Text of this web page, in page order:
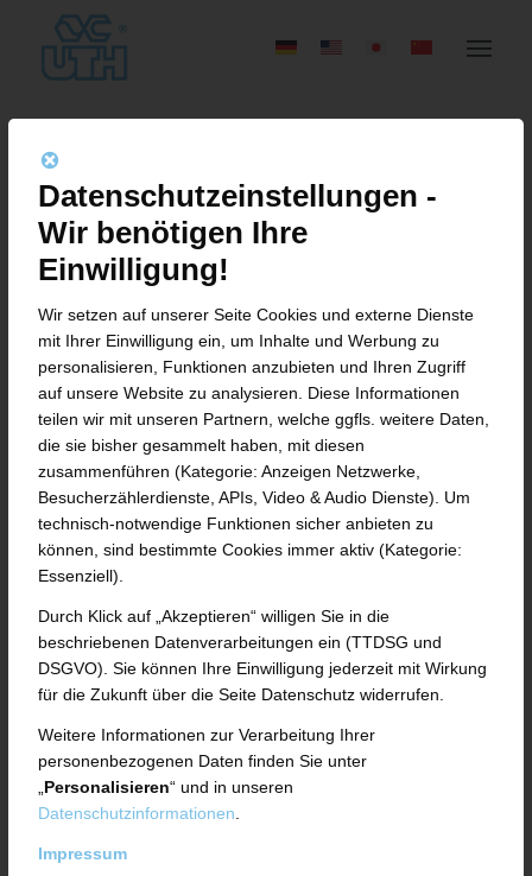
AUSBILDUNGSSTART
2025 BEI DER UTH
GMBH
40 Jahre Maschinenbau – und
ein starkes Bekenntnis zur
Nachwuchsförderung
Fulda/Münsterfeld.Zum Ausbildungsbeginn
2025 haben drei junge Menschen ihre berufliche
Zukunft bei der UTH GmbH im Fuldaer
Münsterfeld begonnen. Josua Schleicher und
Felix Ebert starteten ihre Ausbildung zum
Industriemechaniker, während Bennet Helfrich
als Technischer Produktdesigner ins Berufsleben
eingestiegen ist. Die neuen Teammitglieder
wurden von Eva-Maria Uth, Leiterin der
Personalabteilung sowie von Geschäftsführer
Datenschutzeinstellungen -
Wir benötigen Ihre
Einwilligung!
Wir setzen auf unserer Seite Cookies und externe Dienste
mit Ihrer Einwilligung ein, um Inhalte und Werbung zu
personalisieren, Funktionen anzubieten und Ihren Zugriff
auf unsere Website zu analysieren. Diese Informationen
teilen wir mit unseren Partnern, welche ggfls. weitere Daten,
die sie bisher gesammelt haben, mit diesen
zusammenführen (Kategorie: Anzeigen Netzwerke,
Besucherzählerdienste, APIs, Video & Audio Dienste). Um
technisch-notwendige Funktionen sicher anbieten zu
können, sind bestimmte Cookies immer aktiv (Kategorie:
Essenziell).
Durch Klick auf „Akzeptieren“ willigen Sie in die
beschriebenen Datenverarbeitungen ein (TTDSG und
DSGVO). Sie können Ihre Einwilligung jederzeit mit Wirkung
für die Zukunft über die Seite Datenschutz widerrufen.
Weitere Informationen zur Verarbeitung Ihrer
personenbezogenen Daten finden Sie unter
„Personalisieren“ und in unseren
Datenschutzinformationen.
Impressum